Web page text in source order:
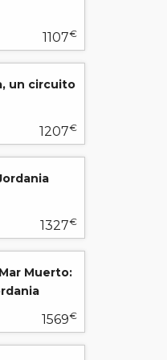
1107€
un circuito
1207€
1327€
Muerto:
1569€